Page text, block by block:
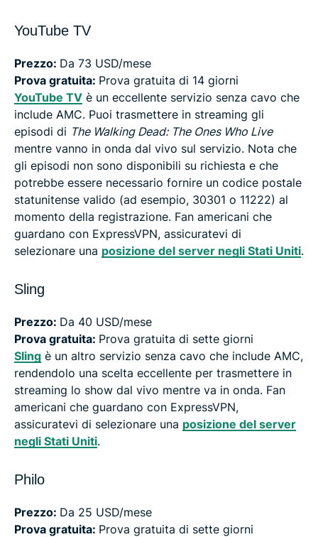
YouTube TV
Prezzo: Da 73 USD/mese
Prova gratuita: Prova gratuita di 14 giorni
YouTube TV è un eccellente servizio senza cavo che
include AMC. Puoi trasmettere in streaming gli
episodi di The Walking Dead: The Ones Who Live
mentre vanno in onda dal vivo sul servizio. Nota che
gli episodi non sono disponibili su richiesta e che
potrebbe essere necessario fornire un codice postale
statunitense valido (ad esempio, 30301 o 11222) al
momento della registrazione. Fan americani che
guardano con ExpressVPN, assicuratevi di
selezionare una posizione del server negli Stati Uniti.
Sling
Prezzo: Da 40 USD/mese
Prova gratuita: Prova gratuita di sette giorni
Sling è un altro servizio senza cavo che include AMC,
rendendolo una scelta eccellente per trasmettere in
streaming lo show dal vivo mentre va in onda. Fan
americani che guardano con ExpressVPN,
assicuratevi di selezionare una posizione del server
negli Stati Uniti.
Philo
Prezzo: Da 25 USD/mese
Prova gratuita: Prova gratuita di sette giorni